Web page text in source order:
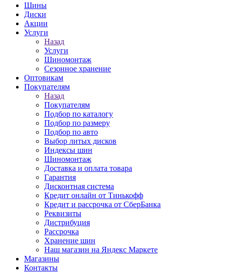
Шины
Диски
Акции
Услуги
Назад
Услуги
Шиномонтаж
Сезонное хранение
Оптовикам
Покупателям
Назад
Покупателям
Подбор по каталогу
Подбор по размеру
Подбор по авто
Выбор литых дисков
Индексы шин
Шиномонтаж
Доставка и оплата товара
Гарантия
Дисконтная система
Кредит онлайн от Тинькофф
Кредит и рассрочка от СберБанка
Реквизиты
Дистрибуция
Рассрочка
Хранение шин
Наш магазин на Яндекс Маркете
Магазины
Контакты